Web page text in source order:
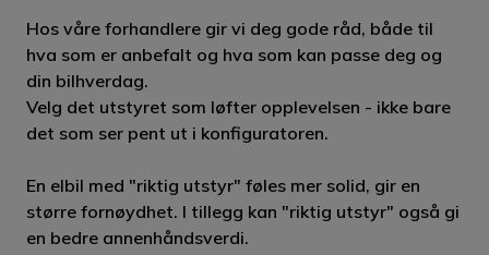
Hos våre forhandlere gir vi deg gode råd, både til
hva som er anbefalt og hva som kan passe deg og
din bilhverdag.
Velg det utstyret som løfter opplevelsen - ikke bare
det som ser pent ut i konfiguratoren.
En elbil med "riktig utstyr" føles mer solid, gir en
større fornøydhet. I tillegg kan "riktig utstyr" også gi
en bedre annenhåndsverdi.